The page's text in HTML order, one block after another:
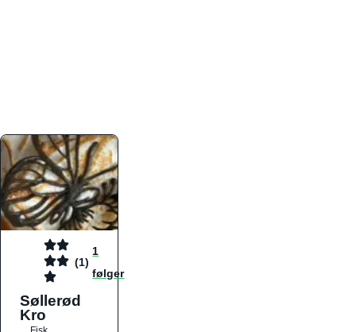
(1)
1
følger
Søllerød
Kro